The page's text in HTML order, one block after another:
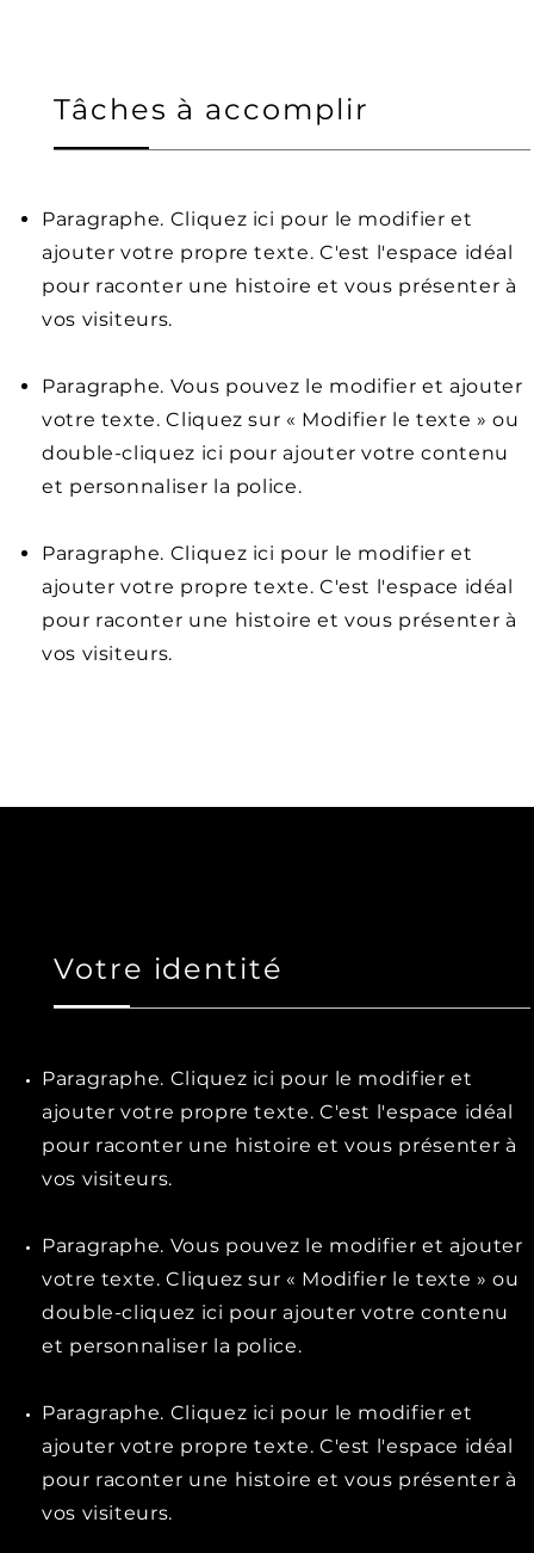
Tâches à accomplir
Paragraphe. Cliquez ici pour le modifier et
ajouter votre propre texte. C'est l'espace idéal
pour raconter une histoire et vous présenter à
vos visiteurs.
Paragraphe. Vous pouvez le modifier et ajouter
votre texte. Cliquez sur « Modifier le texte » ou
double-cliquez ici pour ajouter votre contenu
et personnaliser la police.
Paragraphe. Cliquez ici pour le modifier et
ajouter votre propre texte. C'est l'espace idéal
pour raconter une histoire et vous présenter à
vos visiteurs.
Votre identité
Paragraphe. Cliquez ici pour le modifier et
ajouter votre propre texte. C'est l'espace idéal
pour raconter une histoire et vous présenter à
vos visiteurs.
Paragraphe. Vous pouvez le modifier et ajouter
votre texte. Cliquez sur « Modifier le texte » ou
double-cliquez ici pour ajouter votre contenu
et personnaliser la police.
Paragraphe. Cliquez ici pour le modifier et
ajouter votre propre texte. C'est l'espace idéal
pour raconter une histoire et vous présenter à
vos visiteurs.